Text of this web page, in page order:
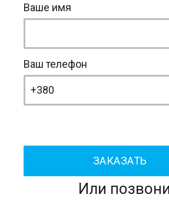
Ваше имя
Ваш телефон
Или